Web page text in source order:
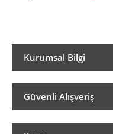
Kurumsal Bilgi
Güvenli Alışveriş